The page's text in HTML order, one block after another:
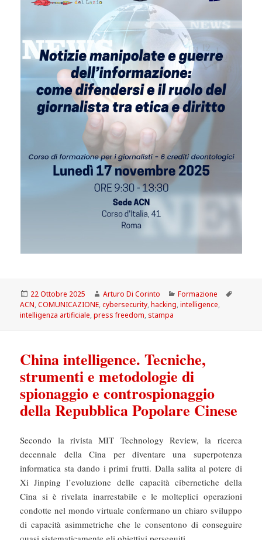
Scritto
il
22 Ottobre 2025 Autore
Arturo Di Corinto Categorie
Formazione
ACN,COMUNICAZIONE,cybersecurity,hacking,intelligence,
intelligenza artificiale,press freedom, stampa
China intelligence. Tecniche,
strumenti e metodologie di
spionaggio e controspionaggio
della Repubblica Popolare Cinese
Secondo la rivista MIT Technology Review, la ricerca
decennale della Cina per diventare una superpotenza
informatica sta dando i primi frutti. Dalla salita al potere di
Xi Jinping l’evoluzione delle capacità cibernetiche della
Cina si è rivelata inarrestabile e le molteplici operazioni
condotte nel mondo virtuale confermano un chiaro sviluppo
di capacità asimmetriche che le consentono di conseguire